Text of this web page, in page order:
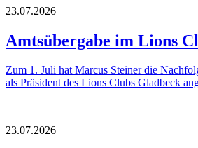
23.07.2026
Amtsübergabe im Lions
Zum 1. Juli hat Marcus Steiner die
als Präsident des Lions Clubs Gladbeck
23.07.2026